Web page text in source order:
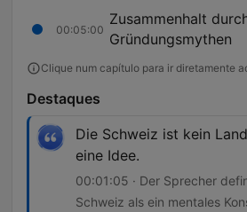
00:05:00
Zusammenhalt
Gründungsmythen
Clique num capítulo para ir diretamente
Destaques
Die Schweiz ist kein
eine Idee.
00:01:05 · Der Sprecher
Schweiz als ein mentales